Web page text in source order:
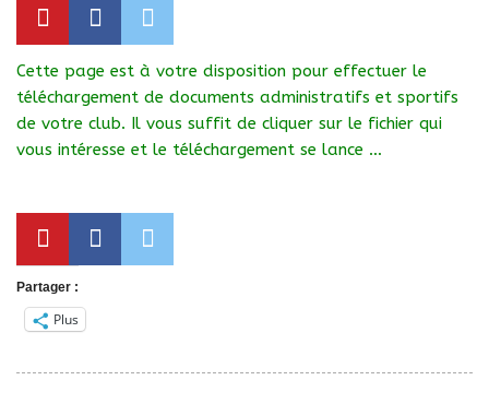
Cette page est à votre disposition pour effectuer le
téléchargement de documents administratifs et sportifs
de votre club. Il vous suffit de cliquer sur le fichier qui
vous intéresse et le téléchargement se lance …
Partager :
Plus